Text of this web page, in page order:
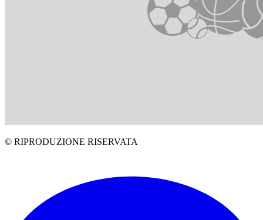
© RIPRODUZIONE RISERVATA